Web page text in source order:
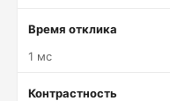
Время отклика
1 мс
Контрастность